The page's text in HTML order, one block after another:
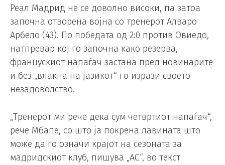
Реал Мадрид не се доволно високи, па затоа
започна отворена војна со тренерот Алваро
Арбело (43). По победата од 2:0 против Овиедо,
натпревар кој го започна како резерва,
францускиот напаѓач застана пред новинарите
и без „влакна на јазикот“ го изрази своето
незадоволство.
„Тренерот ми рече дека сум четвртиот напаѓач“,
рече Мбапе, со што ја покрена лавината што
може да го означи крајот на сезоната за
мадридскиот клуб, пишува „АС“, во текст